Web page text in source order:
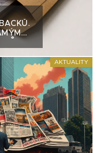
AKTUALITY